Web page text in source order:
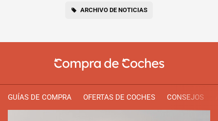
ARCHIVO DE NOTICIAS
GUÍAS DE COMPRA OFERTAS DE COCHES CONSEJOS